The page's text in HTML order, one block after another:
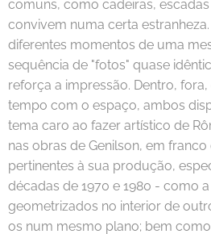
comuns, como cadeiras,
convivem numa certa
diferentes momentos de uma
sequência de "fotos" quase
reforça a impressão. Dentro,
tempo com o espaço, ambos
tema caro ao fazer artístico de
nas obras de Genilson, em
pertinentes à sua produção,
décadas de 1970 e 1980 - como
geometrizados no interior de
os num mesmo plano; bem